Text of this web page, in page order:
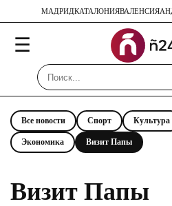
МАДРИДКАТАЛОНИЯВАЛЕНСИЯ
☰
Все новости Спорт Культура
Экономика Визит Папы
Визит Папы